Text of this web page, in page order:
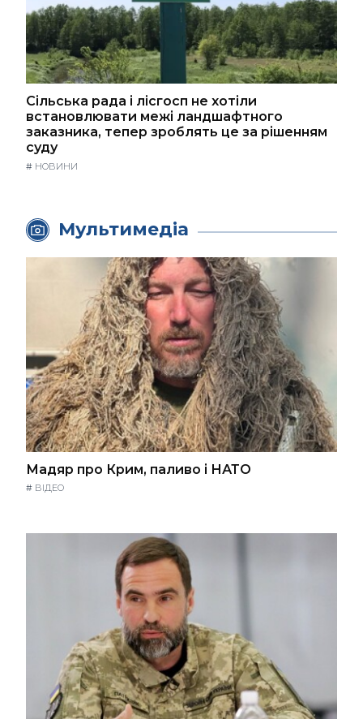
Сільська рада і лісгосп не хотіли
встановлювати межі ландшафтного
заказника, тепер зроблять це за рішенням
суду
# НОВИНИ
Мультимедіа
Мадяр про Крим, паливо і НАТО
# ВІДЕО